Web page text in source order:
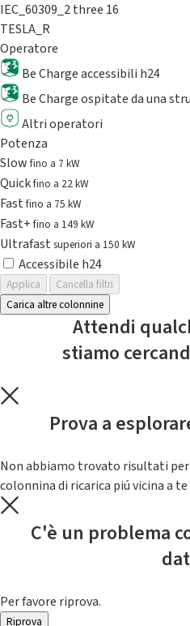
IEC_60309_2 three 16
TESLA_R
Operatore
Be Charge accessibili h24
Be Charge ospitate da una
Altri operatori
Potenza
Slowfino a 7 kW
Quickfino a 22 kW
Fastfino a 75 kW
Fast+fino a 149 kW
Ultrafast superiori a 150 kW
Accessibile h24
Applica
Cancella filtri
Carica altre colonnine
Attendi
stiamo
Prova a
Non abbiamo trovato risultati per
colonnina di ricarica piú vicina a
C'è un problema
Per favore riprova.
Riprova